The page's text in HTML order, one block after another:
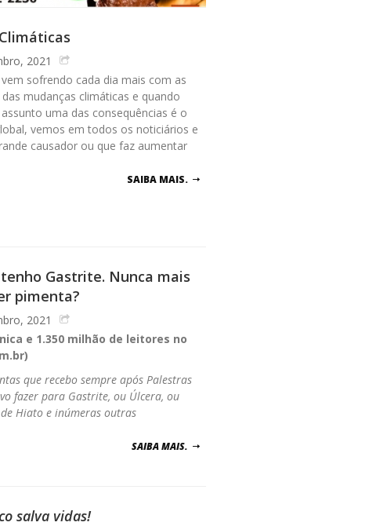
2021
sofrendo cada dia mais com as
mudanças climáticas e quando
uma das consequências é o
vemos em todos os noticiários e
causador ou que faz aumentar
SAIBA MAIS.
Gastrite. Nunca mais
pimenta?
2021
e 1.350 milhão de leitores no
que recebo sempre após Palestras
fazer para Gastrite, ou Úlcera, ou
Hiato e inúmeras outras
SAIBA MAIS.
salva vidas!